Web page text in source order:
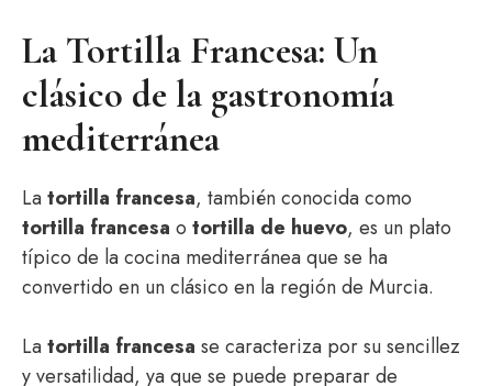
La Tortilla Francesa: Un
clásico de la gastronomía
mediterránea
Latortilla francesa, también conocida como
tortilla francesa o tortilla de huevo, es un plato
típico de la cocina mediterránea que se ha
convertido en un clásico en la región de Murcia.
Latortilla francesa se caracteriza por su sencillez
y versatilidad, ya que se puede preparar de